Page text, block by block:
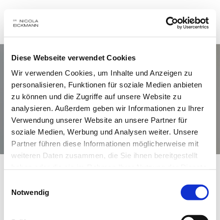
Diese Webseite verwendet Cookies
Wir verwenden Cookies, um Inhalte und Anzeigen zu
personalisieren, Funktionen für soziale Medien anbieten
zu können und die Zugriffe auf unsere Website zu
analysieren. Außerdem geben wir Informationen zu Ihrer
Verwendung unserer Website an unsere Partner für
soziale Medien, Werbung und Analysen weiter. Unsere
Partner führen diese Informationen möglicherweise mit
weiteren Daten zusammen, die Sie ihnen bereitgestellt
Notwendig
Parodontologie
Volkskrankheit Parodontitis